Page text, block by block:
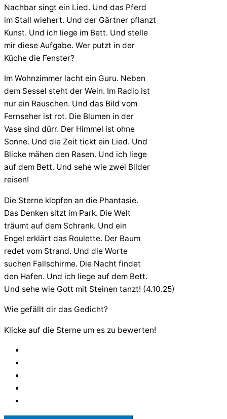
Nachbar singt ein Lied. Und das Pferd
im Stall wiehert. Und der Gärtner pflanzt
Kunst. Und ich liege im Bett. Und stelle
mir diese Aufgabe. Wer putzt in der
Küche die Fenster?
Im Wohnzimmer lacht ein Guru. Neben
dem Sessel steht der Wein. Im Radio ist
nur ein Rauschen. Und das Bild vom
Fernseher ist rot. Die Blumen in der
Vase sind dürr. Der Himmel ist ohne
Sonne. Und die Zeit tickt ein Lied. Und
Blicke mähen den Rasen. Und ich liege
auf dem Bett. Und sehe wie zwei Bilder
reisen!
Die Sterne klopfen an die Phantasie.
Das Denken sitzt im Park. Die Welt
träumt auf dem Schrank. Und ein
Engel erklärt das Roulette. Der Baum
redet vom Strand. Und die Worte
suchen Fallschirme. Die Nacht findet
den Hafen. Und ich liege auf dem Bett.
Und sehe wie Gott mit Steinen tanzt! (4.10.25)
Wie gefällt dir das Gedicht?
Klicke auf die Sterne um es zu bewerten!